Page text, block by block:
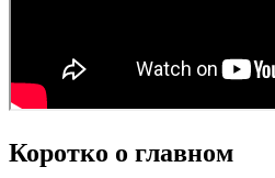
Коротко о главном